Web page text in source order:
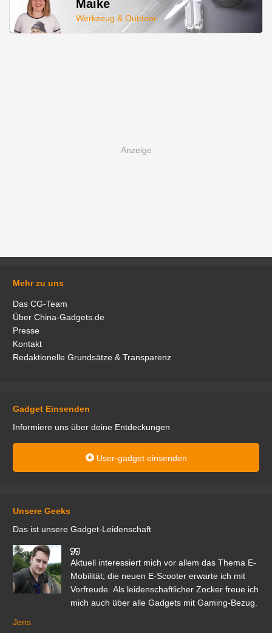
Maike
Werkzeug & Outdoor
Mehr zu uns
Das CG-Team
Über China-Gadgets.de
Presse
Kontakt
Redaktionelle Grundsätze & Transparenz
Gadget Einsenden
Informiere uns über deine Entdeckungen
User-gadget einsenden
Unsere Geeks
Das ist unsere Gadget-Leidenschaft
Aktuell interessiert mich vor allem das Thema E-
Mobilität; die neuen E-Scooter erwarte ich mit
Vorfreude. Als leidenschaftlicher Zocker freue ich
mich auch über alle Gadgets mit Gaming-Bezug.
Jens